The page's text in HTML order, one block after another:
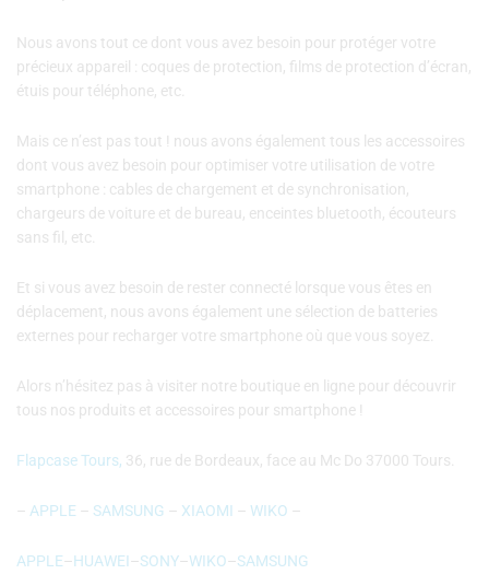
Nous avons tout ce dont vous avez besoin pour protéger votre
précieux appareil : coques de protection, films de protection d’écran,
étuis pour téléphone, etc.
Mais ce n’est pas tout ! nous avons également tous les accessoires
dont vous avez besoin pour optimiser votre utilisation de votre
smartphone : cables de chargement et de synchronisation,
chargeurs de voiture et de bureau, enceintes bluetooth, écouteurs
sans fil, etc.
Et si vous avez besoin de rester connecté lorsque vous êtes en
déplacement, nous avons également une sélection de batteries
externes pour recharger votre smartphone où que vous soyez.
Alors n’hésitez pas à visiter notre boutique en ligne pour découvrir
tous nos produits et accessoires pour smartphone !
Flapcase Tours, 36, rue de Bordeaux, face au Mc Do 37000 Tours.
– APPLE – SAMSUNG – XIAOMI – WIKO –
APPLE–HUAWEI–SONY–WIKO–SAMSUNG